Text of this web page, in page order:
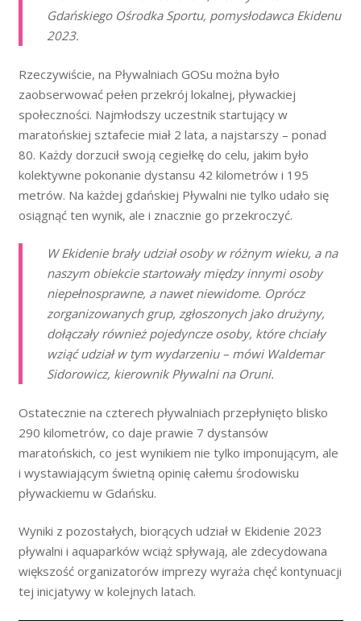
Gdańskiego Ośrodka Sportu, pomysłodawca Ekidenu
2023.
Rzeczywiście, na Pływalniach GOSu można było
zaobserwować pełen przekrój lokalnej, pływackiej
społeczności. Najmłodszy uczestnik startujący w
maratońskiej sztafecie miał 2 lata, a najstarszy – ponad
80. Każdy dorzucił swoją cegiełkę do celu, jakim było
kolektywne pokonanie dystansu 42 kilometrów i 195
metrów. Na każdej gdańskiej Pływalni nie tylko udało się
osiągnąć ten wynik, ale i znacznie go przekroczyć.
W Ekidenie brały udział osoby w różnym wieku, a na
naszym obiekcie startowały między innymi osoby
niepełnosprawne, a nawet niewidome. Oprócz
zorganizowanych grup, zgłoszonych jako drużyny,
dołączały również pojedyncze osoby, które chciały
wziąć udział w tym wydarzeniu – mówi Waldemar
Sidorowicz, kierownik Pływalni na Oruni.
Ostatecznie na czterech pływalniach przepłynięto blisko
290 kilometrów, co daje prawie 7 dystansów
maratońskich, co jest wynikiem nie tylko imponującym, ale
i wystawiającym świetną opinię całemu środowisku
pływackiemu w Gdańsku.
Wyniki z pozostałych, biorących udział w Ekidenie 2023
pływalni i aquaparków wciąż spływają, ale zdecydowana
większość organizatorów imprezy wyraża chęć kontynuacji
tej inicjatywy w kolejnych latach.